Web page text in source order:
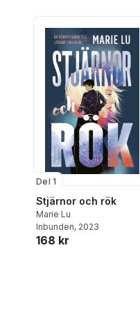
Del 1
Stjärnor och rök
Marie Lu
Inbunden, 2023
168 kr